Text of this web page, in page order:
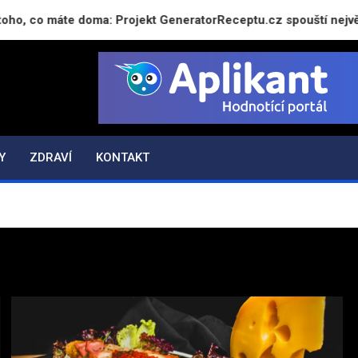
doma: Projekt GeneratorReceptu.cz spouští největší
ZDRAVÍ KONTAKT